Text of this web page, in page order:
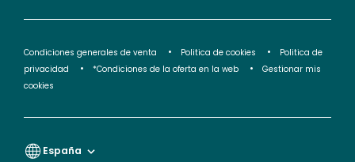
Condiciones generales de venta Politica de cookies
Politica de
privacidad
*Condiciones de la oferta en la web
Gestionar mis
cookies
España